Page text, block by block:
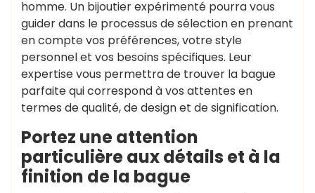
homme. Un bijoutier expérimenté pourra vous
guider dans le processus de sélection en prenant
en compte vos préférences, votre style
personnel et vos besoins spécifiques. Leur
expertise vous permettra de trouver la bague
parfaite qui correspond à vos attentes en
termes de qualité, de design et de signification.
Portez une attention
particulière aux détails et à la
finition de la bague